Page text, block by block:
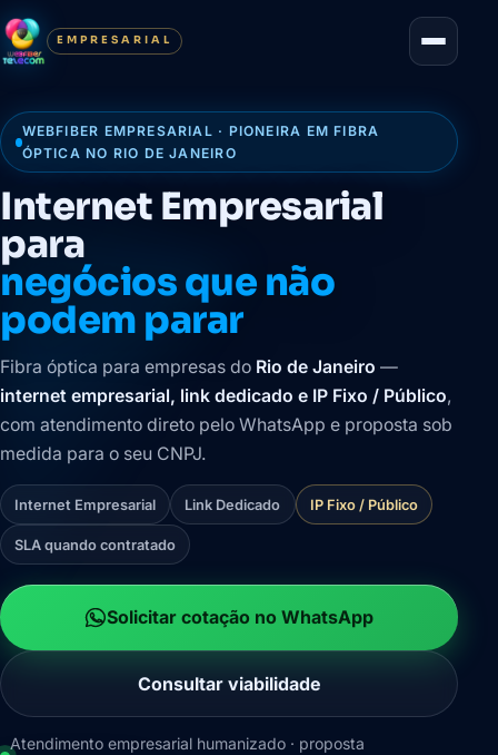
EMPRESARIAL
WEBFIBER EMPRESARIAL · PIONEIRA EM FIBRA
ÓPTICA NO RIO DE JANEIRO
Internet Empresarial
para
negócios que não
podem parar
Fibra óptica para empresas do Rio de Janeiro —
internet empresarial, link dedicado e IP Fixo / Público,
com atendimento direto pelo WhatsApp e proposta sob
medida para o seu CNPJ.
Internet Empresarial Link Dedicado IP Fixo / Público
SLA quando contratado
Solicitar cotação no WhatsApp
Consultar viabilidade
Atendimento empresarial humanizado · proposta